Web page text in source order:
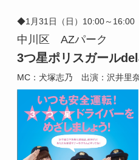
◆1月31日（日）10:00～16:00
中川区 AZパーク
3つ星ポリスガール
MC：犬塚志乃 出演：沢井里